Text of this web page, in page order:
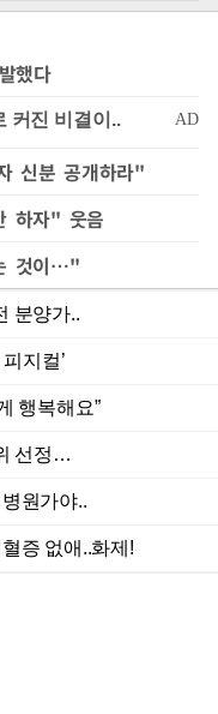
했다
신분 공개하라"
하자" 웃음
것이…"